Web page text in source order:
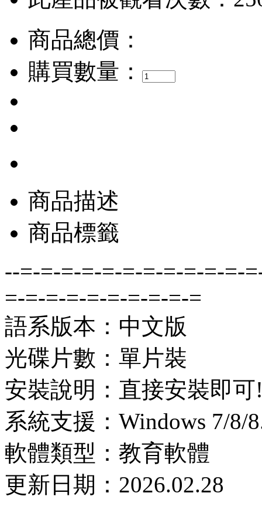
商品總價：
購買數量：
商品描述
商品標籤
--=-=-=-=-=-=-=-=-=-=-=-
=-=-=-=-=-=-=-=-=-=
語系版本：中文版
光碟片數：單片裝
安裝說明：直接安裝即可
系統支援：Windows 7/8/
軟體類型：教育軟體
更新日期：2026.02.28